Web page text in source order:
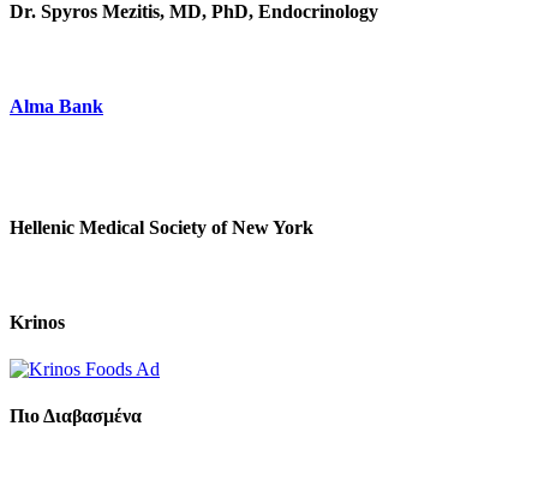
Dr. Spyros Mezitis, MD, PhD, Endocrinology
Alma Bank
Hellenic Medical Society of New York
Krinos
Πιο Διαβασμένα